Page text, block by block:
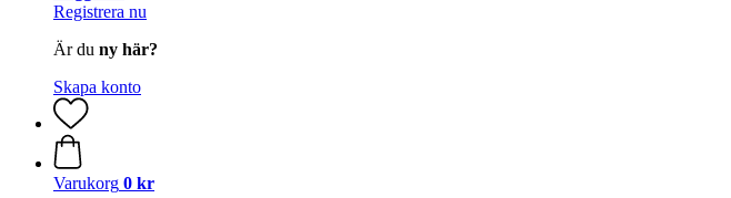
Registrera nu
Är du ny här?
Skapa konto
Varukorg 0 kr